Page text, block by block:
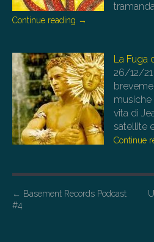
Continue reading →
La Fuga
26/12/21
musiche
vita di
satellite
Continue
P
o
← Basement Records Podcast
#4